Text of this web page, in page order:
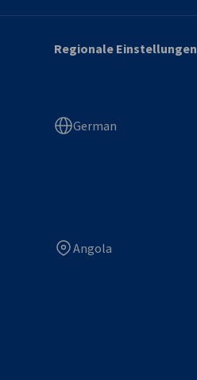
Regionale Einstellungen
German
Angola